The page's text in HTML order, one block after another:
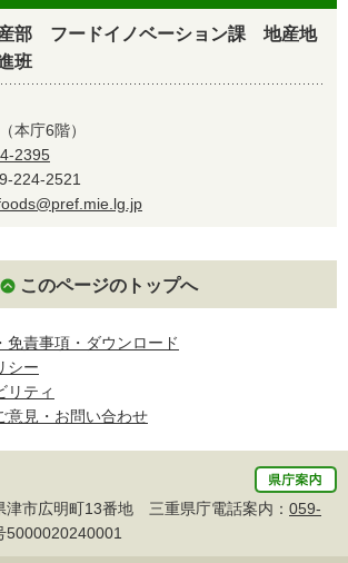
部 フードイノベーション課 地産地
班
本庁6階）
2395
224-2521
このページのトップへ
免責事項・ダウンロード
シー
リティ
意見・お問い合わせ
市広明町13番地 三重県庁電話案内： 059-